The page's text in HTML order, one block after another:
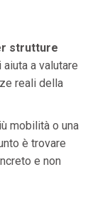
strutture
a valutare
reali della
mobilità o una
è trovare
e non